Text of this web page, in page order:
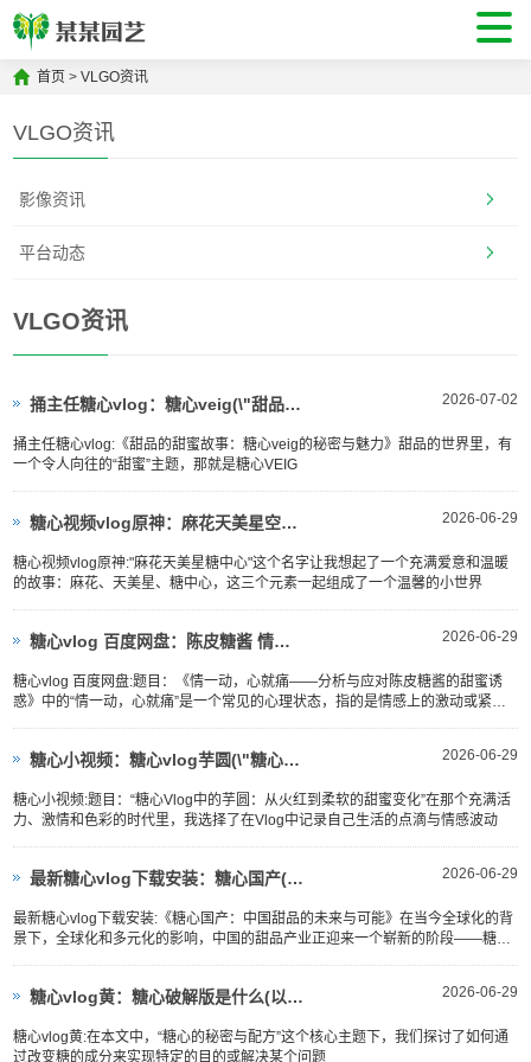
首页 >VLGO资讯
VLGO资讯
影像资讯
平台动态
VLGO资讯
2026-07-02
捅主任糖心vlog：糖心veig(\"甜品的甜蜜故事：糖心veig的秘密与魅力\
捅主任糖心vlog:《甜品的甜蜜故事：糖心veig的秘密与魅力》甜品的世界里，有
一个令人向往的“甜蜜”主题，那就是糖心VEIG
2026-06-29
糖心视频vlog原神：麻花天美星空糖心(\"麻花天美星糖中心\")
糖心视频vlog原神:"麻花天美星糖中心"这个名字让我想起了一个充满爱意和温暖
的故事：麻花、天美星、糖中心，这三个元素一起组成了一个温馨的小世界
2026-06-29
糖心vlog 百度网盘：陈皮糖酱 情一动,心就痛(《情一动，心就痛——分析与应对
糖心vlog 百度网盘:题目：《情一动，心就痛——分析与应对陈皮糖酱的甜蜜诱
惑》中的“情一动，心就痛”是一个常见的心理状态，指的是情感上的激动或紧
2026-06-29
糖心小视频：糖心vlog芋圆(\"糖心Vlog中的芋圆：从火红到柔软的甜蜜变化\
糖心小视频:题目：“糖心Vlog中的芋圆：从火红到柔软的甜蜜变化”在那个充满活
力、激情和色彩的时代里，我选择了在Vlog中记录自己生活的点滴与情感波动
2026-06-29
最新糖心vlog下载安装：糖心国产(\"糖心国产：中国甜品的未来与可能\")
最新糖心vlog下载安装:《糖心国产：中国甜品的未来与可能》在当今全球化的背
景下，全球化和多元化的影响，中国的甜品产业正迎来一个崭新的阶段——糖心
2026-06-29
糖心vlog黄：糖心破解版是什么(以糖心破解版为核心的新主题是：糖心的秘密与配方
糖心vlog黄:在本文中，“糖心的秘密与配方”这个核心主题下，我们探讨了如何通
过改变糖的成分来实现特定的目的或解决某个问题